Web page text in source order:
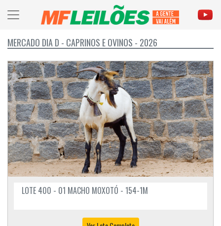
MERCADO DIA D - CAPRINOS E OVINOS - 2026
LOTE 400 - 01 MACHO MOXOTÓ - 154-1M